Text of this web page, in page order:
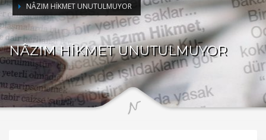
NÂZIM HİKMET UNUTULMUYOR
NÂZIM HİKMET UNUTULMUYOR